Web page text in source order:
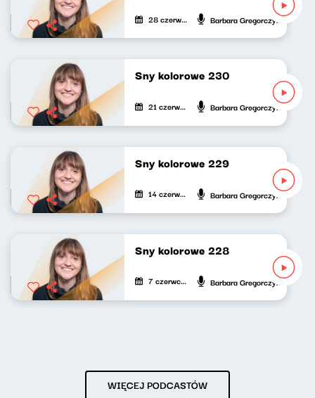
28 czerwca 2025 Barbara Gregorczyk
Sny kolorowe 230
21 czerwca 2025 Barbara Gregorczyk
Sny kolorowe 229
14 czerwca 2025 Barbara Gregorczyk
Sny kolorowe 228
7 czerwca 2025 Barbara Gregorczyk
WIĘCEJ PODCASTÓW